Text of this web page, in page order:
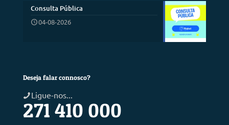
Consulta Pública
04-08-2026
Deseja falar connosco?
Ligue-nos...
271 410 000